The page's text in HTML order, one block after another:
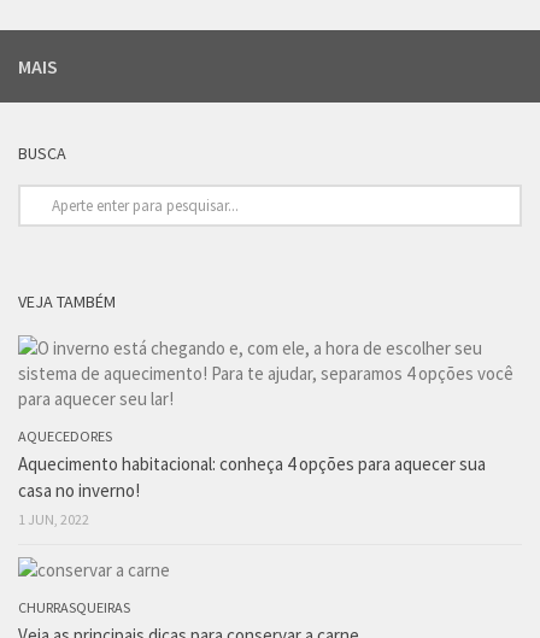
MAIS
BUSCA
VEJA TAMBÉM
AQUECEDORES
Aquecimento habitacional: conheça 4 opções para aquecer sua
casa no inverno!
1 JUN, 2022
CHURRASQUEIRAS